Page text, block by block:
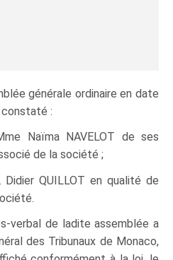
générale ordinaire en date
constaté :
Naïma NAVELOT de ses
de la société ;
QUILLOT en qualité de
verbal de ladite assemblée a
des Tribunaux de Monaco,